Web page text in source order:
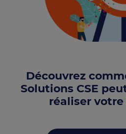
Découvrez
Solutions CSE
réaliser